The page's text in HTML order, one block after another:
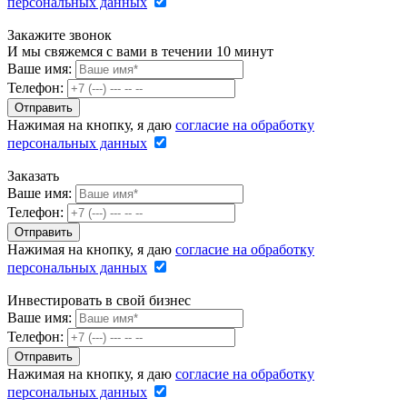
Закажите звонок
И мы свяжемся с вами в течении 10 минут
Ваше имя:
Телефон:
Нажимая на кнопку, я даю согласие на обработку
персональных данных
Заказать
Ваше имя:
Телефон:
Нажимая на кнопку, я даю согласие на обработку
персональных данных
Инвестировать в свой бизнес
Ваше имя:
Телефон:
Нажимая на кнопку, я даю согласие на обработку
персональных данных